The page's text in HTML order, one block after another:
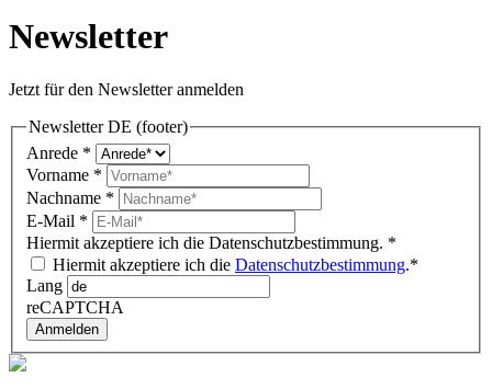
Newsletter
Jetzt für den Newsletter anmelden
Newsletter DE (footer)
Anrede *
Vorname *
Nachname *
E-Mail *
Hiermit akzeptiere ich die Datenschutzbestimmung. *
Hiermit akzeptiere ich die Datenschutzbestimmung.*
Lang
reCAPTCHA
Anmelden